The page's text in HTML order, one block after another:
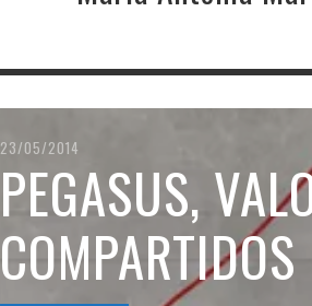
23/05/2014
PEGASUS,
COMPARTIDOS